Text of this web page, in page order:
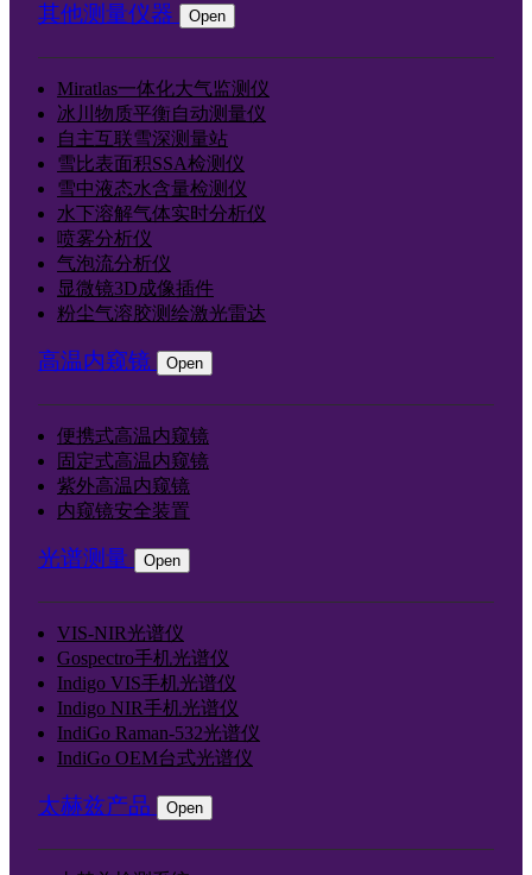
其他测量仪器 Open
Miratlas一体化大气监测仪
冰川物质平衡自动测量仪
自主互联雪深测量站
雪比表面积SSA检测仪
雪中液态水含量检测仪
水下溶解气体实时分析仪
喷雾分析仪
气泡流分析仪
显微镜3D成像插件
粉尘气溶胶测绘激光雷达
高温内窥镜 Open
便携式高温内窥镜
固定式高温内窥镜
紫外高温内窥镜
内窥镜安全装置
光谱测量 Open
VIS-NIR光谱仪
Gospectro手机光谱仪
Indigo VIS手机光谱仪
Indigo NIR手机光谱仪
IndiGo Raman-532光谱仪
IndiGo OEM台式光谱仪
太赫兹产品 Open